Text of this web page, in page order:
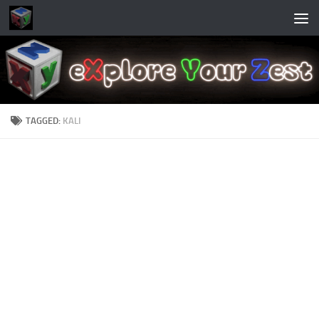
Skip to content
TAGGED: KALI